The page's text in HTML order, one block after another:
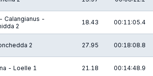
Calangianus -
2
18.43 00:11:05.4
2 27.95 00:18:08.8
- Loelle 1 21.18 00:14:48.9